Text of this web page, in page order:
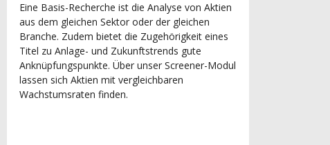
Eine Basis-Recherche ist die Analyse von Aktien
aus dem gleichen Sektor oder der gleichen
Branche. Zudem bietet die Zugehörigkeit eines
Titel zu Anlage- und Zukunftstrends gute
Anknüpfungspunkte. Über unser Screener-Modul
lassen sich Aktien mit vergleichbaren
Wachstumsraten finden.